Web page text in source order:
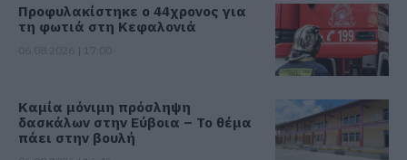
Προφυλακίστηκε ο 44χρονος για
τη φωτιά στη Κεφαλονιά
Καμία μόνιμη πρόσληψη
δασκάλων στην Εύβοια – Το θέμα
πάει στην βουλή